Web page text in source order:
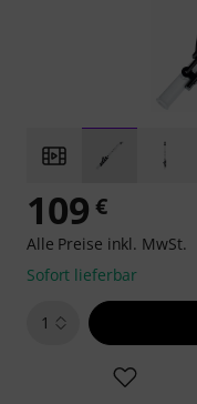
109 €
Alle Preise inkl. MwSt.
Sofort lieferbar
1